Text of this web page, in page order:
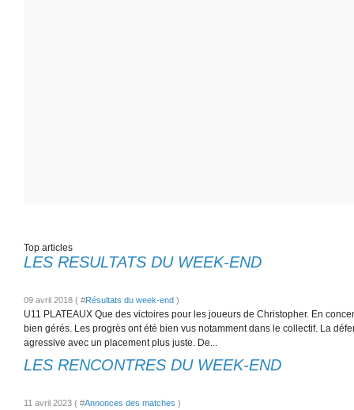
Top articles
LES RESULTATS DU WEEK-END
09 avril 2018 ( #Résultats du week-end )
U11 PLATEAUX Que des victoires pour les joueurs de Christopher. En
bien gérés. Les progrès ont été bien vus notamment dans le collectif. La
agressive avec un placement plus juste. De...
LES RENCONTRES DU WEEK-END
11 avril 2023 ( #Annonces des matches )